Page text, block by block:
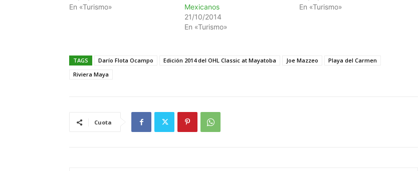
En «Turismo»
Mexicanos
21/10/2014
En «Turismo»
En «Turismo»
TAGS Darío Flota Ocampo Edición 2014 del OHL Classic at Mayatoba Joe Mazzeo
Playa del Carmen
Riviera Maya
Cuota